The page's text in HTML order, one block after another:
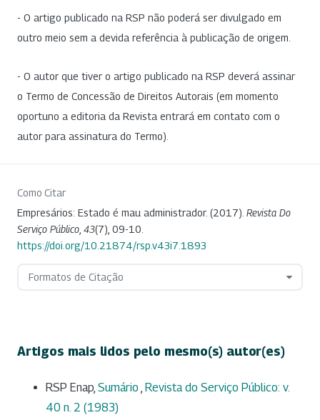
- O artigo publicado na RSP não poderá ser divulgado em
outro meio sem a devida referência à publicação de origem.
- O autor que tiver o artigo publicado na RSP deverá assinar
o Termo de Concessão de Direitos Autorais (em momento
oportuno a editoria da Revista entrará em contato com o
autor para assinatura do Termo).
Como Citar
Empresários: Estado é mau administrador. (2017). Revista Do
Serviço Público 43(7), 09-10.
https://doi.org/10.21874/rsp.v43i7.1893
Formatos de Citação
Artigos mais lidos pelo mesmo(s) autor(es)
RSP Enap, Sumário , Revista do Serviço Público: v.
40 n. 2 (1983)